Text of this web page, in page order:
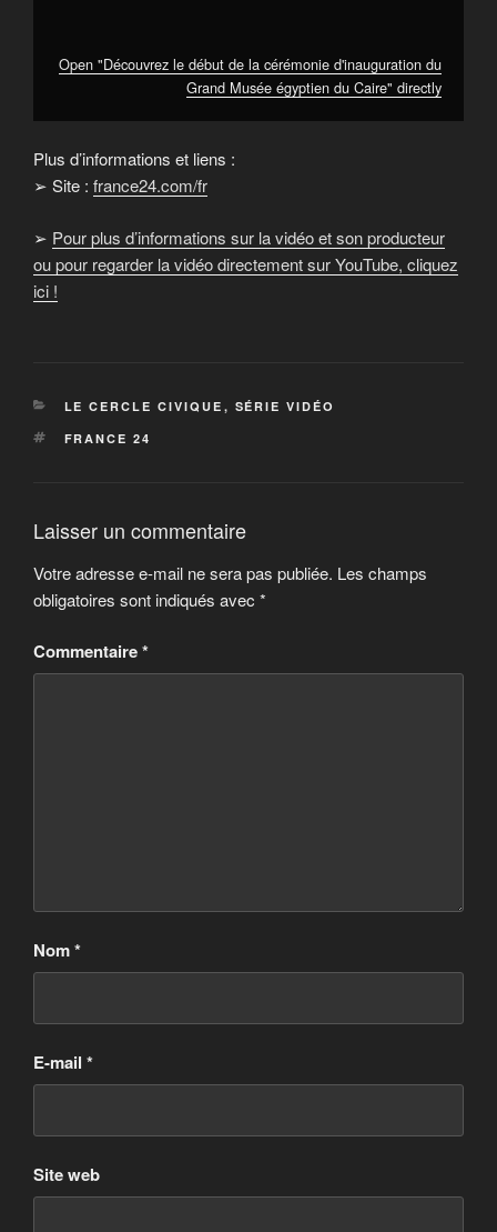
Open "Découvrez le début de la cérémonie d'inauguration du
Grand Musée égyptien du Caire" directly
Plus d’informations et liens :
➢ Site : france24.com/fr
➢ Pour plus d’informations sur la vidéo et son producteur
ou pour regarder la vidéo directement sur YouTube, cliquez
ici !
CATÉGORIES
LE CERCLE CIVIQUE , SÉRIE VIDÉO
ÉTIQUETTES
FRANCE 24
Laisser un commentaire
Votre adresse e-mail ne sera pas publiée. Les champs
obligatoires sont indiqués avec *
Commentaire*
Nom*
E-mail *
Site web